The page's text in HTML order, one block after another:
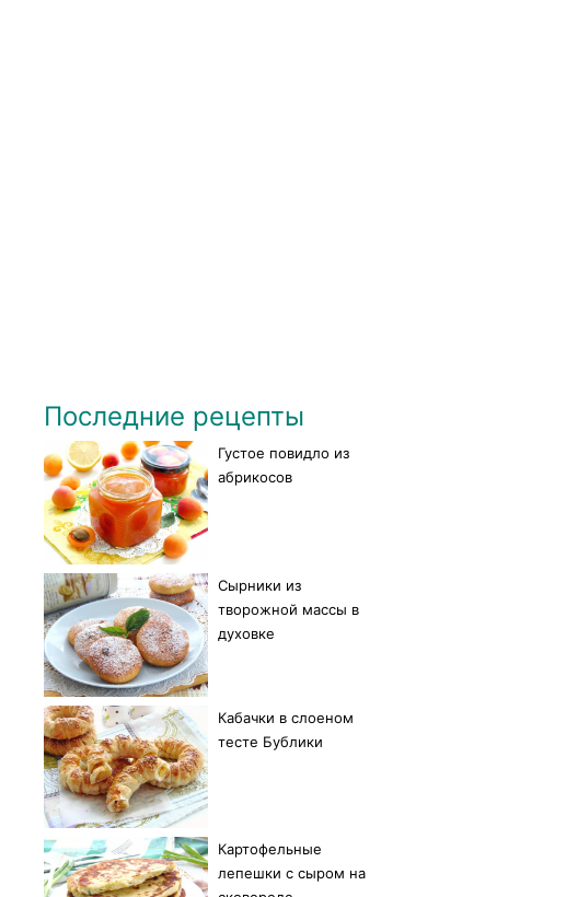
Последние рецепты
Густое повидло из
абрикосов
Сырники из
творожной массы в
духовке
Кабачки в слоеном
тесте Бублики
Картофельные
лепешки с сыром на